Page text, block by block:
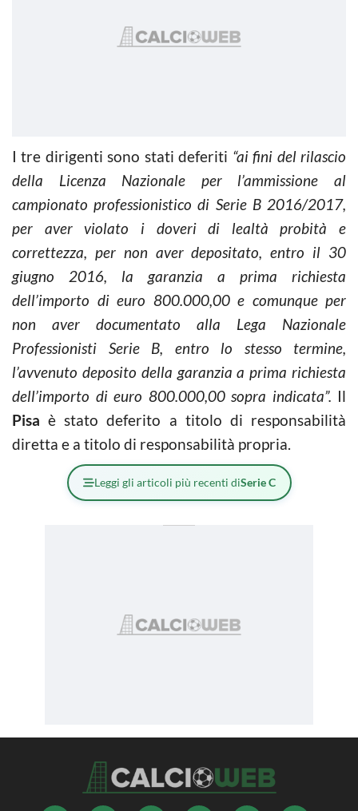
I tre dirigenti sono stati deferiti “ai fini del rilascio
della Licenza Nazionale per l’ammissione al
campionato professionistico di Serie B 2016/2017,
per aver violato i doveri di lealtà probità e
correttezza, per non aver depositato, entro il 30
giugno 2016, la garanzia a prima richiesta
dell’importo di euro 800.000,00 e comunque per
non aver documentato alla Lega Nazionale
Professionisti Serie B, entro lo stesso termine,
l’avvenuto deposito della garanzia a prima richiesta
dell’importo di euro 800.000,00 sopra indicata”. Il
Pisa è stato deferito a titolo di responsabilità
diretta e a titolo di responsabilità propria.
Leggi gli articoli più recenti diSerie C